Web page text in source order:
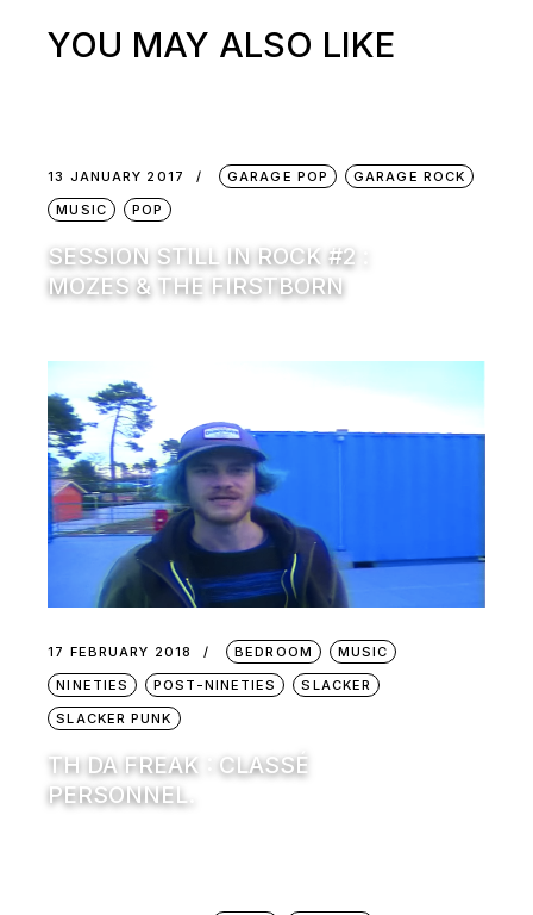
YOU MAY ALSO LIKE
13 JANUARY 2017 GARAGE POP
GARAGE ROCK
MUSIC
POP
SESSION STILL IN ROCK #2 :
MOZES & THE FIRSTBORN
17 FEBRUARY 2018 BEDROOM
MUSIC
NINETIES
POST-NINETIES
SLACKER
SLACKER PUNK
TH DA FREAK : CLASSÉ
PERSONNEL.